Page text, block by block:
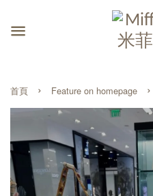
首頁 › Feature on homepage ›